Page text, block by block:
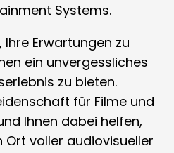
Systems.
Ihre Erwartungen zu
ein unvergessliches
zu bieten.
für Filme und
Ihnen dabei helfen,
Ort voller audiovisueller